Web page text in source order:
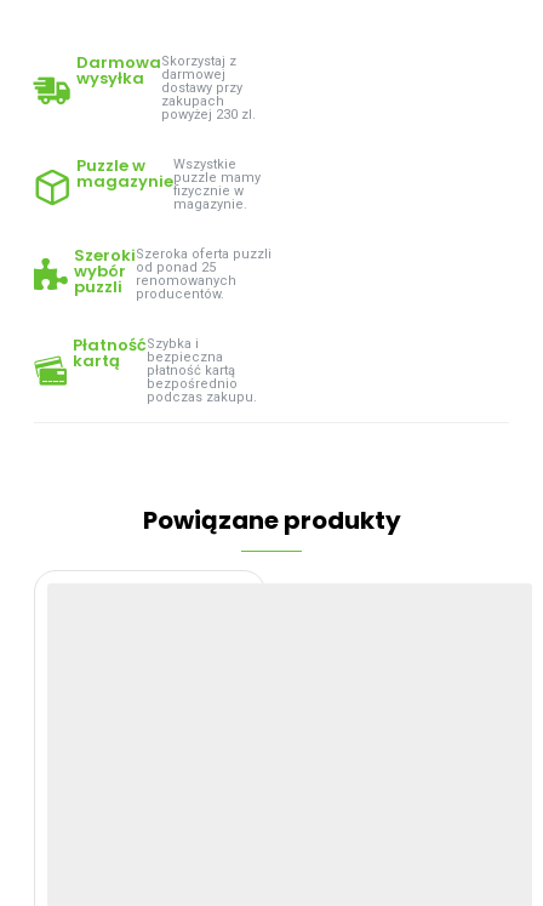
Darmowa
wysyłka
Skorzystaj z
darmowej
dostawy przy
zakupach
powyżej 230 zl.
Puzzle w
magazynie
Wszystkie
puzzle mamy
fizycznie w
magazynie.
Szeroki
wybór
puzzli
Szeroka oferta puzzli
od ponad 25
renomowanych
producentów.
Płatność
kartą
Szybka i
bezpieczna
płatność kartą
bezpośrednio
podczas zakupu.
Powiązane produkty